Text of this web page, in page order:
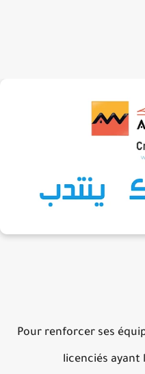
Pour renforcer ses
licenciés